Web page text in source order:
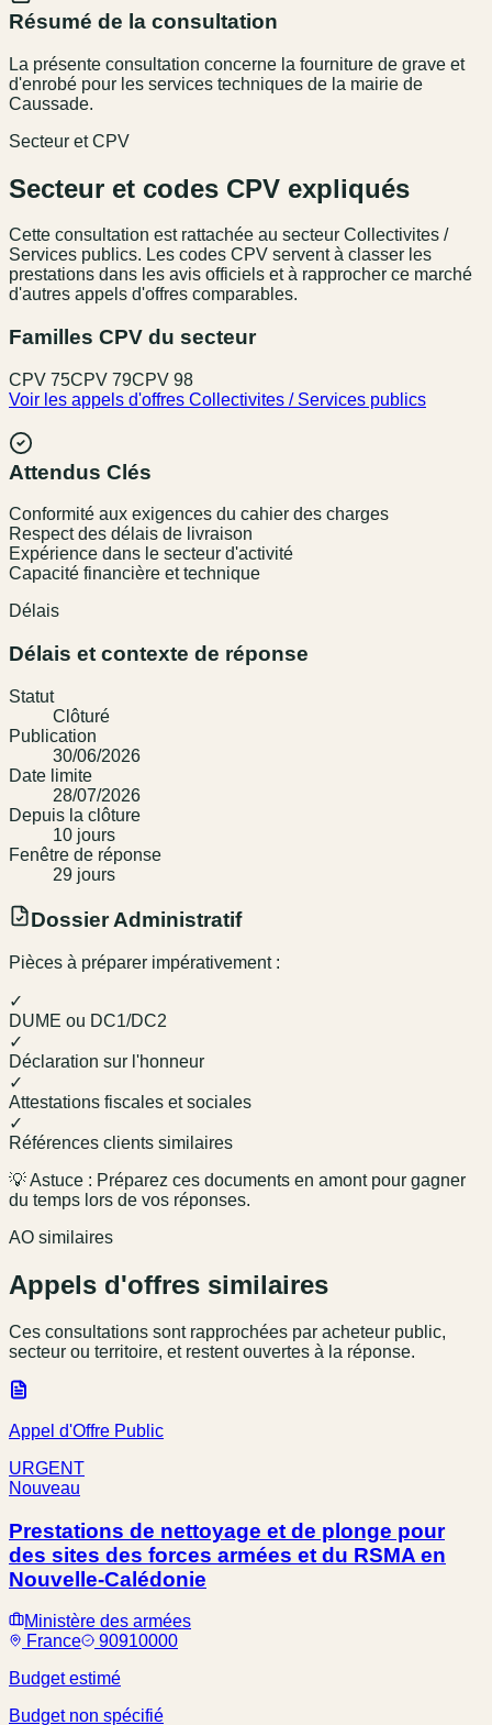
Résumé de la consultation
La présente consultation concerne la fourniture de grave et
d'enrobé pour les services techniques de la mairie de
Caussade.
Secteur et CPV
Secteur et codes CPV expliqués
Cette consultation est rattachée au secteur Collectivites /
Services publics. Les codes CPV servent à classer les
prestations dans les avis officiels et à rapprocher ce marché
d'autres appels d'offres comparables.
Familles CPV du secteur
CPV 75CPV 79CPV 98
Voir les appels d'offres Collectivites / Services publics
Attendus Clés
Conformité aux exigences du cahier des charges
Respect des délais de livraison
Expérience dans le secteur d'activité
Capacité financière et technique
Délais
Délais et contexte de réponse
Statut
Clôturé
Publication
30/06/2026
Date limite
28/07/2026
Depuis la clôture
10 jours
Fenêtre de réponse
29 jours
Dossier Administratif
Pièces à préparer impérativement :
✓
DUME ou DC1/DC2
✓
Déclaration sur l'honneur
✓
Attestations fiscales et sociales
✓
Références clients similaires
💡 Astuce : Préparez ces documents en amont pour gagner
du temps lors de vos réponses.
AO similaires
Appels d'offres similaires
Ces consultations sont rapprochées par acheteur public,
secteur ou territoire, et restent ouvertes à la réponse.
Appel d'Offre Public
URGENT
Nouveau
Prestations de nettoyage et de plonge pour
des sites des forces armées et du RSMA en
Nouvelle-Calédonie
Ministère des armées
France
90910000
Budget estimé
Budget non spécifié